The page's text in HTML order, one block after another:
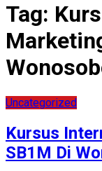
Tag:
Uncategorized
Kursus
SB1M Di